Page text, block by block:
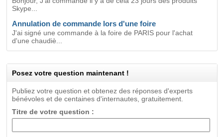
Skype...
Annulation de commande lors d'une foire
J'ai signé une commande à la foire de PARIS pour l'achat
d'une chaudiè...
Posez votre question maintenant !
Publiez votre question et obtenez des réponses d'experts
bénévoles et de centaines d'internautes, gratuitement.
Titre de votre question :